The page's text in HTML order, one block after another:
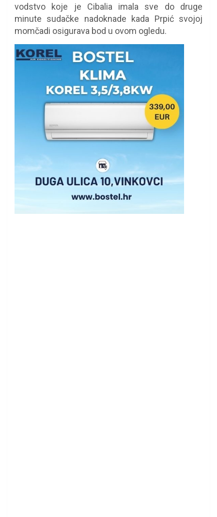
vodstvo koje je Cibalia imala sve do druge
minute sudačke nadoknade kada Prpić svojoj
momčadi osigurava bod u ovom ogledu.